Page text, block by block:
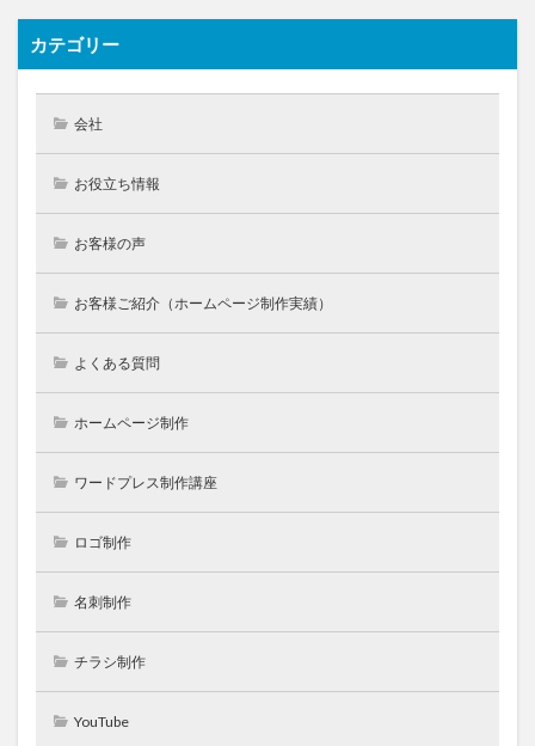
カテゴリー
会社
お役立ち情報
お客様の声
お客様ご紹介（ホームページ制作実績）
よくある質問
ホームページ制作
ワードプレス制作講座
ロゴ制作
名刺制作
チラシ制作
YouTube